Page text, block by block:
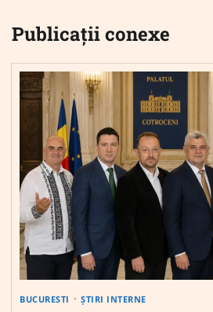
Publicații conexe
BUCURESTI ȘTIRI INTERNE